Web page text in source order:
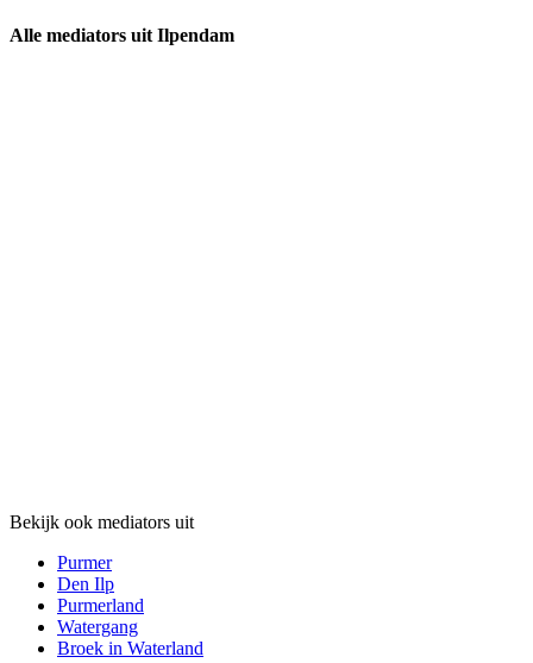
Alle mediators uit Ilpendam
Bekijk ook mediators uit
Purmer
Den Ilp
Purmerland
Watergang
Broek in Waterland